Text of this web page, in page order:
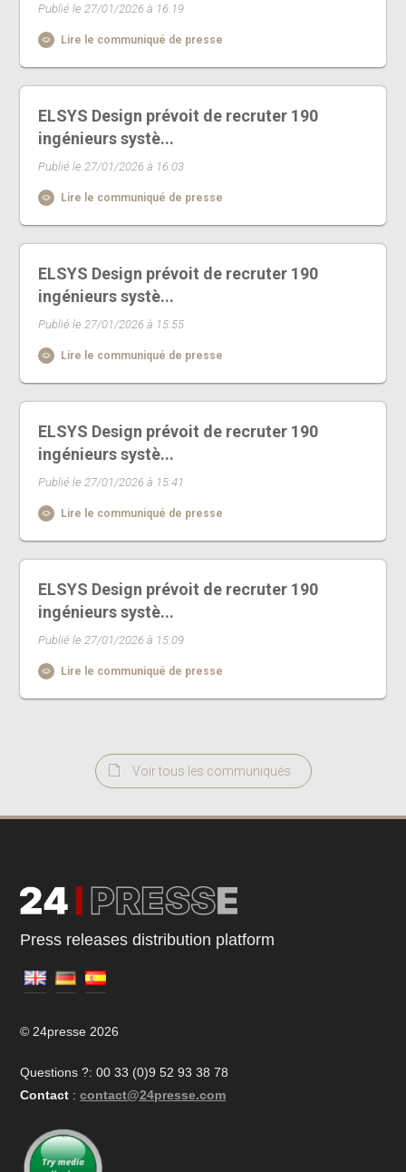
Publié le 27/01/2026 à 16:19
Lire le communiqué de presse
ELSYS Design prévoit de recruter 190
ingénieurs systè...
Publié le 27/01/2026 à 16:03
Lire le communiqué de presse
ELSYS Design prévoit de recruter 190
ingénieurs systè...
Publié le 27/01/2026 à 15:55
Lire le communiqué de presse
ELSYS Design prévoit de recruter 190
ingénieurs systè...
Publié le 27/01/2026 à 15:41
Lire le communiqué de presse
ELSYS Design prévoit de recruter 190
ingénieurs systè...
Publié le 27/01/2026 à 15:09
Lire le communiqué de presse
Voir tous les communiqués
Press releases distribution platform
© 24presse 2026
Questions ?: 00 33 (0)9 52 93 38 78
Contact : contact@24presse.com